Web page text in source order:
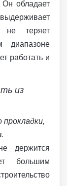
обладает
не теряет
диапазоне
работать и
держится
большим